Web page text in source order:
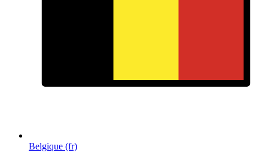
Belgique (fr)